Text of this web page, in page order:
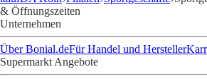
& Öffnungszeiten
Unternehmen
Über Bonial.deFür Handel und Hersteller
Supermarkt Angebote